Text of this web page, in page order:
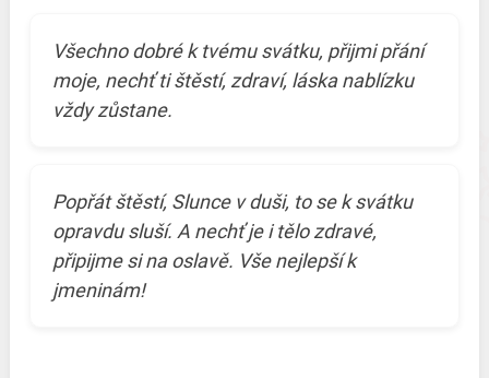
Všechno dobré k tvému svátku, přijmi přání
moje, nechť ti štěstí, zdraví, láska nablízku
vždy zůstane.
Popřát štěstí, Slunce v duši, to se k svátku
opravdu sluší. A nechť je i tělo zdravé,
připijme si na oslavě. Vše nejlepší k
jmeninám!